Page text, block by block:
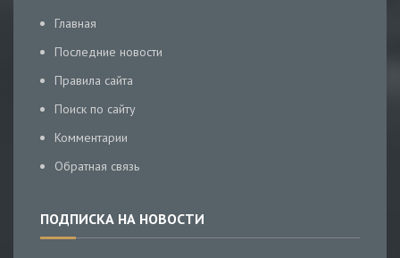
Главная
Последние новости
Правила сайта
Поиск по сайту
Комментарии
Обратная связь
ПОДПИСКА НА НОВОСТИ